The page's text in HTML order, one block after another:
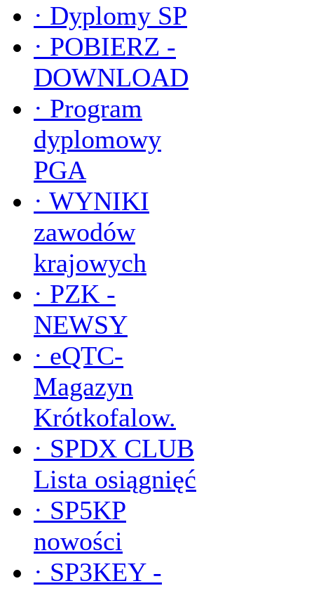
· Dyplomy SP
· POBIERZ -
DOWNLOAD
· Program
dyplomowy
PGA
· WYNIKI
zawodów
krajowych
· PZK -
NEWSY
· eQTC-
Magazyn
Krótkofalow.
· SPDX CLUB
Lista osiągnięć
· SP5KP
nowości
· SP3KEY -